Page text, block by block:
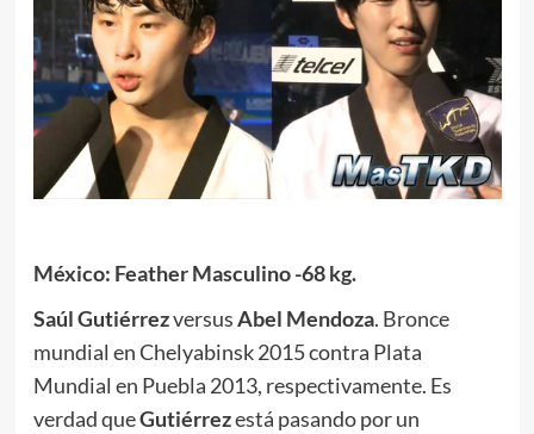
México: Feather Masculino -68 kg.
Saúl GutiérrezversusAbel Mendoza. Bronce
mundial en Chelyabinsk 2015 contra Plata
Mundial en Puebla 2013, respectivamente. Es
verdad queGutiérrezestá pasando por un